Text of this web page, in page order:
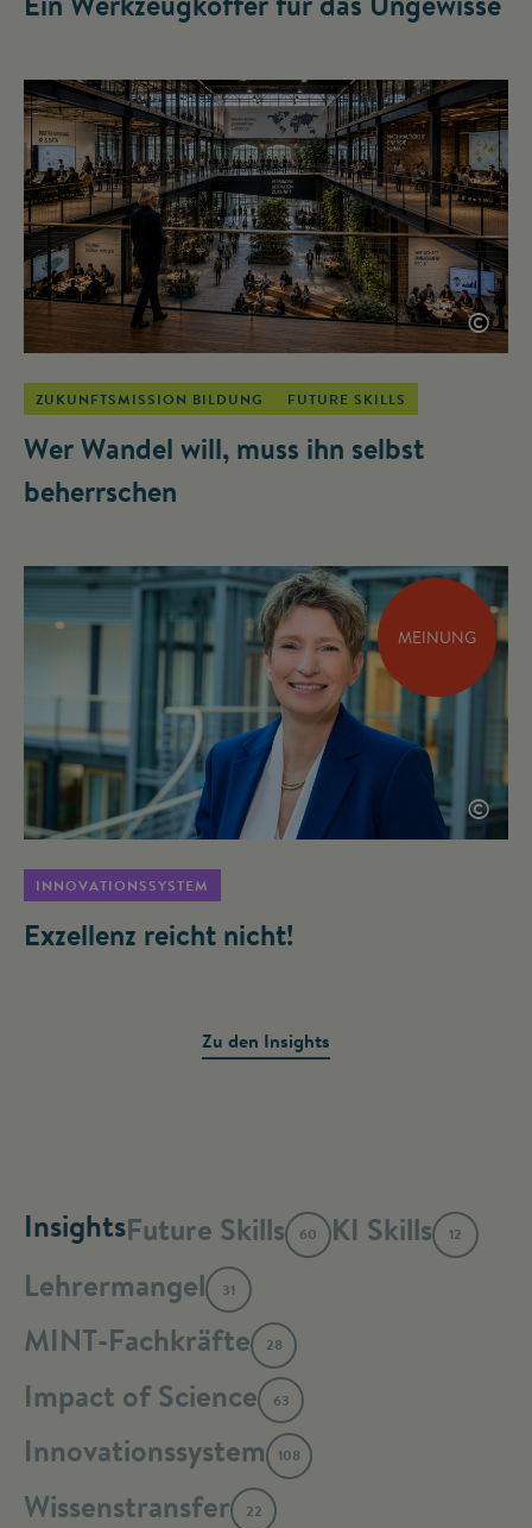
©
ZUKUNFTSMISSION BILDUNG FUTURE SKILLS
Wer Wandel will, muss ihn selbst
beherrschen
MEINUNG
©
INNOVATIONSSYSTEM
Exzellenz reicht nicht!
Zu den Insights
InsightsFuture Skills 60 KI Skills 12
Lehrermangel 31
MINT-Fachkräfte 28
Impact of Science 63
Innovationssystem 108
Wissenstransfer 22